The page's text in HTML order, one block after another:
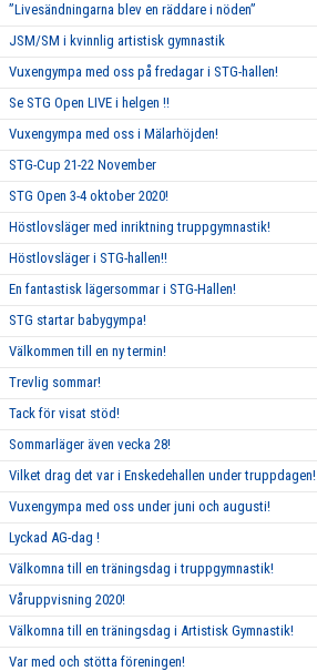
”Livesändningarna blev en räddare i nöden”
JSM/SM i kvinnlig artistisk gymnastik
Vuxengympa med oss på fredagar i STG-hallen!
Se STG Open LIVE i helgen !!
Vuxengympa med oss i Mälarhöjden!
STG-Cup 21-22 November
STG Open 3-4 oktober 2020!
Höstlovsläger med inriktning truppgymnastik!
Höstlovsläger i STG-hallen!!
En fantastisk lägersommar i STG-Hallen!
STG startar babygympa!
Välkommen till en ny termin!
Trevlig sommar!
Tack för visat stöd!
Sommarläger även vecka 28!
Vilket drag det var i Enskedehallen under truppdagen!
Vuxengympa med oss under juni och augusti!
Lyckad AG-dag !
Välkomna till en träningsdag i truppgymnastik!
Våruppvisning 2020!
Välkomna till en träningsdag i Artistisk Gymnastik!
Var med och stötta föreningen!